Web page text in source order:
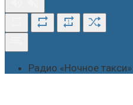
1
Радио «Ночное такси»